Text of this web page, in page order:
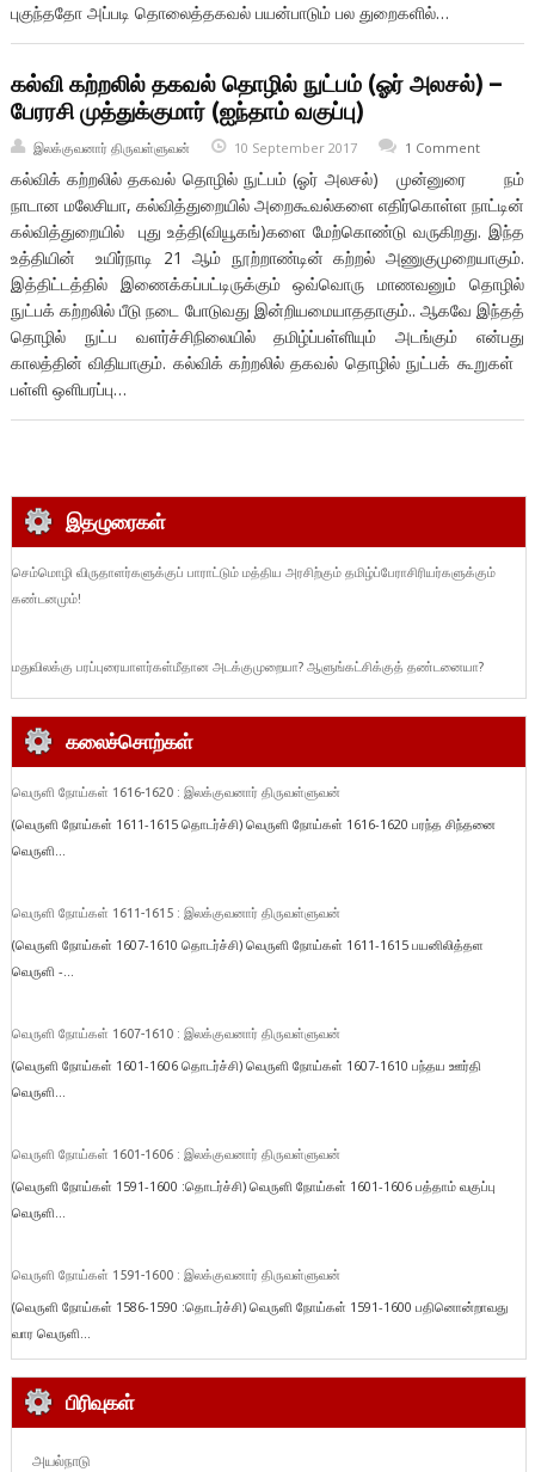
புகுந்ததோ அப்படி தொலைத்தகவல் பயன்பாடும் பல துறைகளில்…
கல்வி கற்றலில் தகவல் தொழில் நுட்பம் (ஓர் அலசல்) –
பேரரசி முத்துக்குமார் (ஐந்தாம் வகுப்பு)
இலக்குவனார் திருவள்ளுவன் 10 September 2017 1 Comment
கல்விக் கற்றலில் தகவல் தொழில் நுட்பம் (ஓர் அலசல்) முன்னுரை நம்
நாடான மலேசியா, கல்வித்துறையில் அறைகூவல்களை எதிர்கொள்ள நாட்டின்
கல்வித்துறையில் புது உத்தி(வியூகங்)களை மேற்கொண்டு வருகிறது. இந்த
உத்தியின் உயிர்நாடி 21 ஆம் நூற்றாண்டின் கற்றல் அணுகுமுறையாகும்.
இத்திட்டத்தில் இணைக்கப்பட்டிருக்கும் ஒவ்வொரு மாணவனும் தொழில்
நுட்பக் கற்றலில் பீடு நடை போடுவது இன்றியமையாததாகும்.. ஆகவே இந்தத்
தொழில் நுட்ப வளர்ச்சிநிலையில் தமிழ்ப்பள்ளியும் அடங்கும் என்பது
காலத்தின் விதியாகும். கல்விக் கற்றலில் தகவல் தொழில் நுட்பக் கூறுகள்
பள்ளி ஒளிபரப்பு…
இதழுரைகள்
செம்மொழி விருதாளர்களுக்குப் பாராட்டும் மத்திய அரசிற்கும் தமிழ்ப்பேராசிரியர்களுக்கும்
கண்டனமும்!
மதுவிலக்கு பரப்புரையாளர்கள்மீதான அடக்குமுறையா? ஆளுங்கட்சிக்குத் தண்டனையா?
கலைச்சொற்கள்
வெருளி நோய்கள் 1616-1620 : இலக்குவனார் திருவள்ளுவன்
(வெருளி நோய்கள் 1611-1615 தொடர்ச்சி) வெருளி நோய்கள் 1616-1620 பரந்த சிந்தனை
வெருளி...
வெருளி நோய்கள் 1611-1615 : இலக்குவனார் திருவள்ளுவன்
(வெருளி நோய்கள் 1607-1610 தொடர்ச்சி) வெருளி நோய்கள் 1611-1615 பயனிலித்தள
வெருளி -...
வெருளி நோய்கள் 1607-1610 : இலக்குவனார் திருவள்ளுவன்
(வெருளி நோய்கள் 1601-1606 தொடர்ச்சி) வெருளி நோய்கள் 1607-1610 பந்தய ஊர்தி
வெருளி...
வெருளி நோய்கள் 1601-1606 : இலக்குவனார் திருவள்ளுவன்
(வெருளி நோய்கள் 1591-1600 :தொடர்ச்சி) வெருளி நோய்கள் 1601-1606 பத்தாம் வகுப்பு
வெருளி...
வெருளி நோய்கள் 1591-1600 : இலக்குவனார் திருவள்ளுவன்
(வெருளி நோய்கள் 1586-1590 :தொடர்ச்சி) வெருளி நோய்கள் 1591-1600 பதினொன்றாவது
வார வெருளி...
பிரிவுகள்
அயல்நாடு